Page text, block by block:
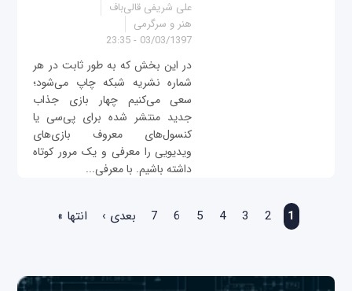
علی شریفی قالی‌باف
هنر و سرگرمی
03/03/1397 - 23:35
در این بخش که به طور ثابت در هر
شماره نشریه شبکه چاپ می‌شود؛
سعی می‌کنیم چهار بازی جذاب
جدید منتشر شده برای پی‌سی یا
کنسول‌های معروف بازی‌های
ویدیویی را معرفی و یک مرور کوتاه
داشته باشیم. با معرفی...
1
2
3
4
5
6
7 بعدی › انتها »